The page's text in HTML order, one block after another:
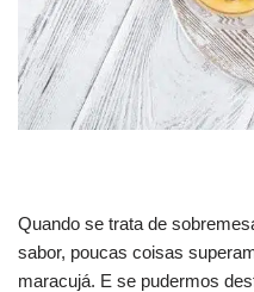
Quando se trata de
sabor, poucas coisas
maracujá. E se pudermos